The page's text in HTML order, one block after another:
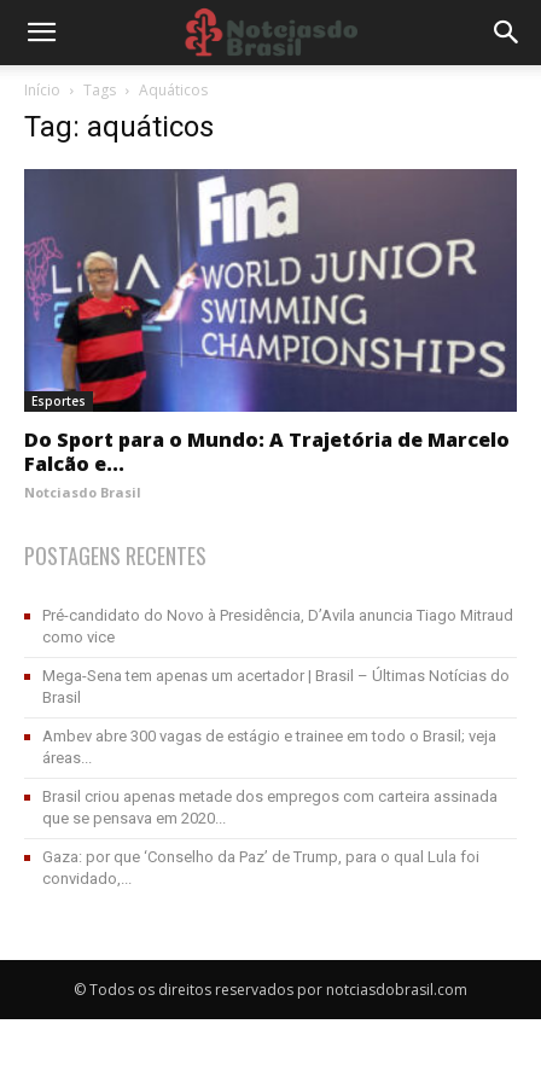
Início Tags Aquáticos
Tag: aquáticos
Esportes
Do Sport para o Mundo: A Trajetória de Marcelo
Falcão e...
Notciasdo Brasil
POSTAGENS RECENTES
Pré-candidato do Novo à Presidência, D’Avila anuncia Tiago Mitraud
como vice
Mega-Sena tem apenas um acertador | Brasil – Últimas Notícias do
Brasil
Ambev abre 300 vagas de estágio e trainee em todo o Brasil; veja
áreas...
Brasil criou apenas metade dos empregos com carteira assinada
que se pensava em 2020...
Gaza: por que ‘Conselho da Paz’ de Trump, para o qual Lula foi
convidado,...
© Todos os direitos reservados por notciasdobrasil.com